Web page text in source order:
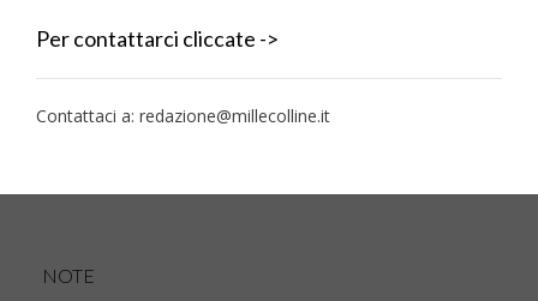
Per contattarci cliccate ->
Contattaci a: redazione@millecolline.it
NOTE